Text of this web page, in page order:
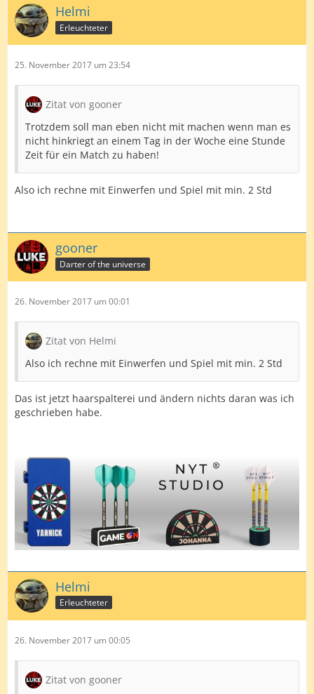
Helmi
Erleuchteter
25. November 2017 um 23:54
Zitat von gooner
Trotzdem soll man eben nicht mit machen wenn man es
nicht hinkriegt an einem Tag in der Woche eine Stunde
Zeit für ein Match zu haben!
Also ich rechne mit Einwerfen und Spiel mit min. 2 Std
gooner
Darter of the universe
26. November 2017 um 00:01
Zitat von Helmi
Also ich rechne mit Einwerfen und Spiel mit min. 2 Std
Das ist jetzt haarspalterei und ändern nichts daran was ich
geschrieben habe.
Helmi
Erleuchteter
26. November 2017 um 00:05
Zitat von gooner